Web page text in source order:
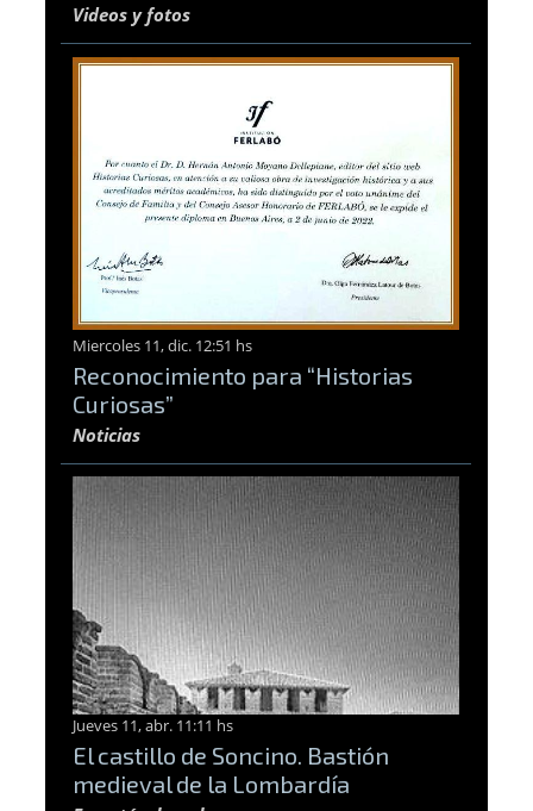
Videos y fotos
Miercoles 11, dic. 12:51 hs
Reconocimiento para “Historias
Curiosas”
Noticias
Jueves 11, abr. 11:11 hs
El castillo de Soncino. Bastión
medieval de la Lombardía